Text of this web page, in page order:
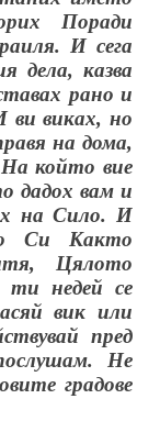
Поради
И сега
дела, казва
рано и
ви виках, но
на дома,
който вие
дадох вам и
на Сило. И
Си Както
Цялото
ти недей се
вик или
пред
Не
градове